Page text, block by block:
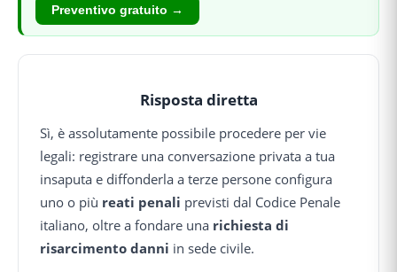
Preventivo gratuito →
Risposta diretta
Sì, è assolutamente possibile procedere per vie
legali: registrare una conversazione privata a tua
insaputa e diffonderla a terze persone configura
uno o più reati penali previsti dal Codice Penale
italiano, oltre a fondare una richiesta di
risarcimento danni in sede civile.